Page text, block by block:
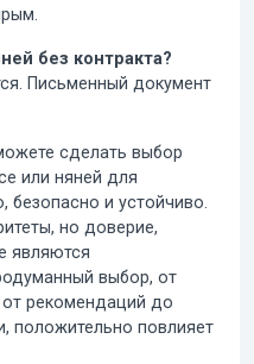
без контракта?
Письменный документ
сделать выбор
или няней для
безопасно и устойчиво.
но доверие,
являются
выбор, от
рекомендаций до
положительно повлияет